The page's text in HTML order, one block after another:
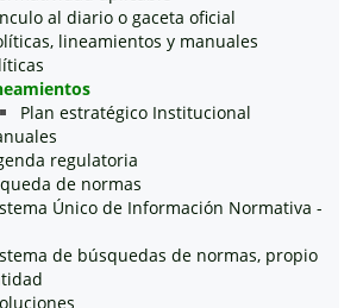
al diario o gaceta oficial
lineamientos y manuales
Plan estratégico Institucional
regulatoria
de normas
Único de Información Normativa -
de búsquedas de normas, propio